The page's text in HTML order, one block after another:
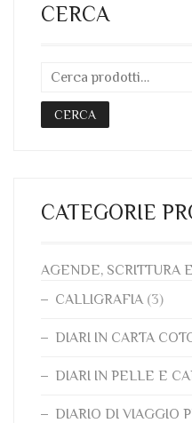
0,50 €
CERCA
CERCA
CATEGORIE
AGENDE, SCRITTURA
CALLIGRAFIA (3)
DIARI IN CARTA
DIARI IN PELLE E
DIARIO DI VIAGGIO